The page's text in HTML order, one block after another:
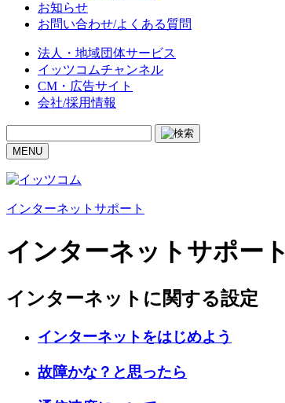
お知らせ
お問い合わせ/よくある質問
法人・地域団体サービス
イッツコムチャンネル
CM・広告サイト
会社/採用情報
MENU
インターネットサポート
インターネットサポート
インターネットに関する設定
インターネットをはじめよう
故障かな？と思ったら